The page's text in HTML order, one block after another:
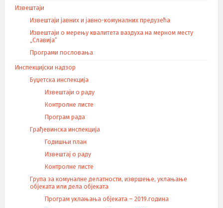
Извештаји
Извештаји јавних и јавно-комуналних предузећа
Извештаји о мерењу квалитета ваздуха на мерном месту
„Славија“
Програми пословања
Инспекцијски надзор
Буџетска инспекција
Извештаји о раду
Контролне листе
Програм рада
Грађевинска инспекција
Годишњи план
Извештај о раду
Контролне листе
Група за комуналне делатности, извршење, уклањање
објеката или дела објеката
Програм уклањања објеката – 2019.година